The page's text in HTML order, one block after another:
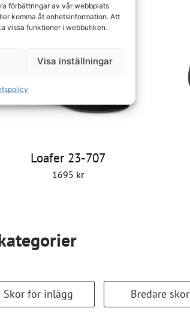
förbättringar av vår webbplats
komma åt enhetsinformation. Att
vissa funktioner i webbutiken.
Visa inställningar
gillar
Loafer 23-707
1695 kr
Skor för inlägg Bredare skor